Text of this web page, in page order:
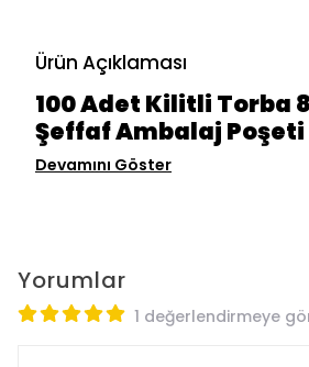
Ürün Açıklaması
100 Adet Kilitli Torba
Şeffaf Ambalaj Poşeti
Devamını Göster
Yorumlar
1 değerlendirmeye